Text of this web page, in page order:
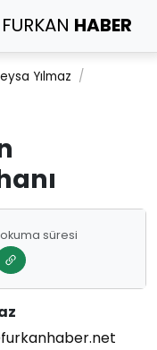
FURKAN HABER
Yılmaz
süresi